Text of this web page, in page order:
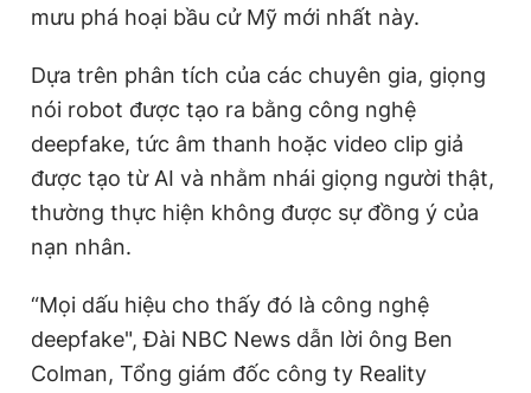
mưu phá hoại bầu cử Mỹ mới nhất này.
Dựa trên phân tích của các chuyên gia, giọng
nói robot được tạo ra bằng công nghệ
deepfake, tức âm thanh hoặc video clip giả
được tạo từ AI và nhằm nhái giọng người thật,
thường thực hiện không được sự đồng ý của
nạn nhân.
“Mọi dấu hiệu cho thấy đó là công nghệ
deepfake", Đài NBC News dẫn lời ông Ben
Colman, Tổng giám đốc công ty Reality